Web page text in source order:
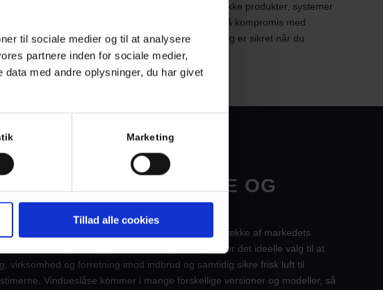
til sociale medier og til at analysere
partnere inden for sociale medier,
med andre oplysninger, du har givet
Marketing
Tillad alle cookies
i hele København har Låsealliancen en lang række produkter, systemer
som vil sikre din bolig bedst muligt. Vi går aldrig på kompromis med
så du altid kan være sikker på, at din bolig er sikret når du
TIL PRIVATE OG
forhandler, monterer og installerer vi en lang række af markedets
til både private og erhverv. En ny vindueslås er det ideelle valg til at
virksomhed og forretning imod indbrud og samtidig sikre frisk luft til
Vindueslåse kommer i mange forskellige versioner og modeller, så